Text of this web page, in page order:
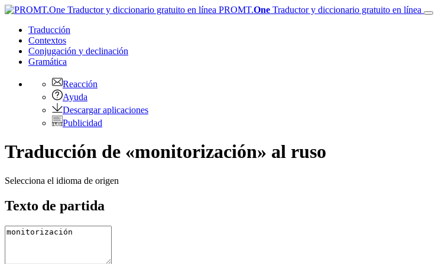
PROMT.One Traductor y diccionario gratuito en línea
Traducción
Contextos
Conjugación y declinación
Gramática
Reacción
Ayuda
Descargar aplicaciones
Publicidad
Traducción de «monitorización» al ruso
Selecciona el idioma de origen
Texto de partida